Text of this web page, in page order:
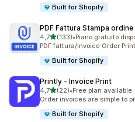
Built for Shopify
PDF Fattura Stampa ordine
4,7stelle su 5
(133)
133 recensioni totali
•Piano gratuito
PDF fattura/invoice Order
Built for Shopify
Printly ‑ Invoice Print
4,7stelle su 5
(22)
22 recensioni totali
•Free plan available
Order invoices are simple to
Built for Shopify